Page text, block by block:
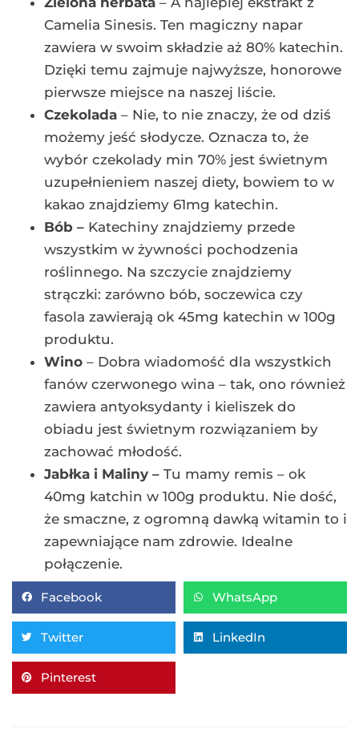
Camelia Sinesis. Ten magiczny napar
zawiera w swoim składzie aż 80% katechin.
Dzięki temu zajmuje najwyższe, honorowe
pierwsze miejsce na naszej liście.
Czekolada – Nie, to nie znaczy, że od dziś
możemy jeść słodycze. Oznacza to, że
wybór czekolady min 70% jest świetnym
uzupełnieniem naszej diety, bowiem to w
kakao znajdziemy 61mg katechin.
Bób – Katechiny znajdziemy przede
wszystkim w żywności pochodzenia
roślinnego. Na szczycie znajdziemy
strączki: zarówno bób, soczewica czy
fasola zawierają ok 45mg katechin w 100g
produktu.
Wino – Dobra wiadomość dla wszystkich
fanów czerwonego wina – tak, ono również
zawiera antyoksydanty i kieliszek do
obiadu jest świetnym rozwiązaniem by
zachować młodość.
Jabłka i Maliny – Tu mamy remis – ok
40mg katchin w 100g produktu. Nie dość,
że smaczne, z ogromną dawką witamin to i
zapewniające nam zdrowie. Idealne
połączenie.
Facebook WhatsApp
Twitter LinkedIn
Pinterest